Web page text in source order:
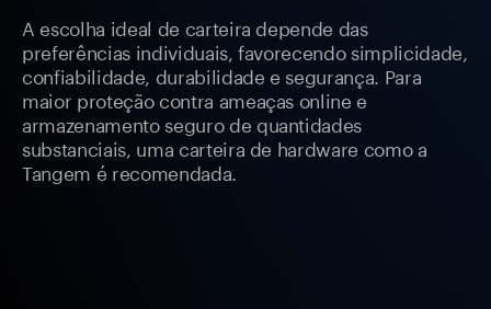
A escolha ideal de carteira depende das
preferências individuais, favorecendo simplicidade,
confiabilidade, durabilidade e segurança. Para
maior proteção contra ameaças online e
armazenamento seguro de quantidades
substanciais, uma carteira de hardware como a
Tangem é recomendada.